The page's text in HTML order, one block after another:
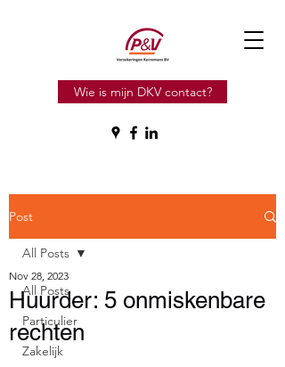
Wie is mijn DKV contact?
Post
All Posts
Particulier
Zakelijk
All Posts
Huurder: 5 onmiskenbare
rechten
Nov 28, 2023